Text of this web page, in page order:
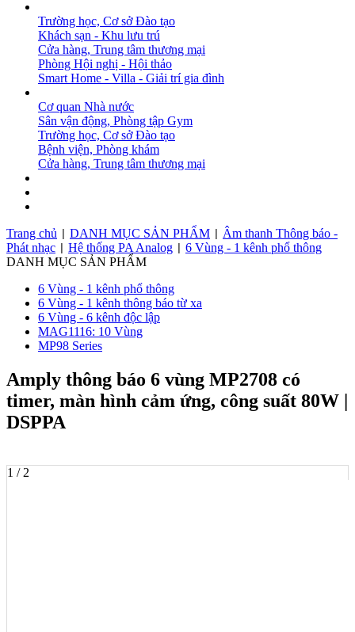
Trường học, Cơ sở Đào tạo
Khách sạn - Khu lưu trú
Cửa hàng, Trung tâm thương mại
Phòng Hội nghị - Hội thảo
Smart Home - Villa - Giải trí gia đình
Cơ quan Nhà nước
Sân vận động, Phòng tập Gym
Trường học, Cơ sở Đào tạo
Bệnh viện, Phòng khám
Cửa hàng, Trung tâm thương mại
Trang chủ
DANH MỤC SẢN PHẨM
Âm thanh Thông báo -
Phát nhạc
Hệ thống PA Analog
6 Vùng - 1 kênh phổ thông
DANH MỤC SẢN PHẨM
6 Vùng - 1 kênh phổ thông
6 Vùng - 1 kênh thông báo từ xa
6 Vùng - 6 kênh độc lập
MAG1116: 10 Vùng
MP98 Series
Amply thông báo 6 vùng MP2708 có
timer, màn hình cảm ứng, công suất 80W |
DSPPA
1 / 2